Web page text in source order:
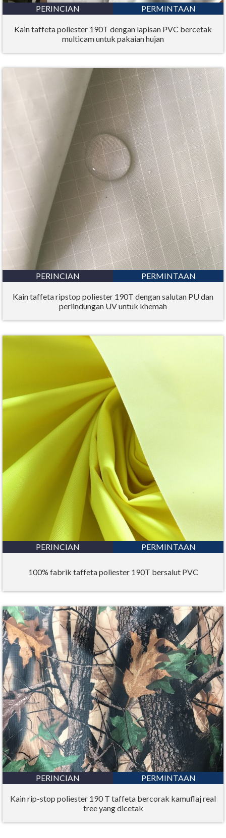
PERINCIAN PERMINTAAN
Kain taffeta poliester 190T dengan lapisan PVC bercetak
multicam untuk pakaian hujan
PERINCIAN PERMINTAAN
Kain taffeta ripstop poliester 190T dengan salutan PU dan
perlindungan UV untuk khemah
PERINCIAN PERMINTAAN
100% fabrik taffeta poliester 190T bersalut PVC
PERINCIAN PERMINTAAN
Kain rip-stop poliester 190 T taffeta bercorak kamuflaj real
tree yang dicetak